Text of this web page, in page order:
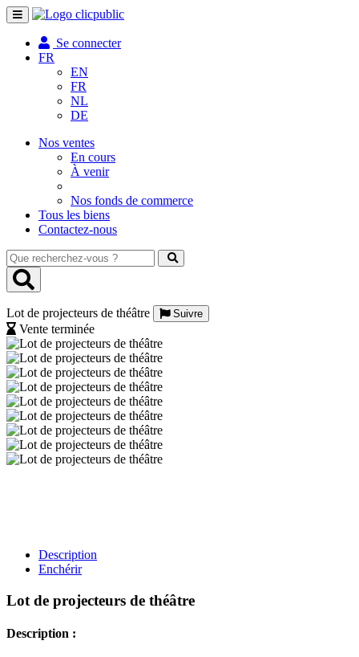
Toggle
navigation
Se connecter
FR
EN
FR
NL
DE
Nos ventes
En cours
À venir
Nos fonds de commerce
Tous les biens
Contactez-nous
Que
recherchez-
vous
Lot de projecteurs de théâtre
Suivre
Vente terminée
Description
Enchérir
Lot de projecteurs de théâtre
Description :